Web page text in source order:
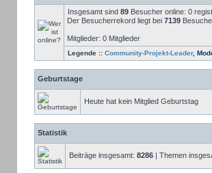
Insgesamt sind 89Besucher online: 0
Der Besucherrekord liegt bei 7139
Mitglieder: 0 Mitglieder
Legende :: Community-Projekt-Leader,
Geburtstage
Heute hat kein Mitglied Geburtstag
Statistik
Beiträge insgesamt: 8286| Themen